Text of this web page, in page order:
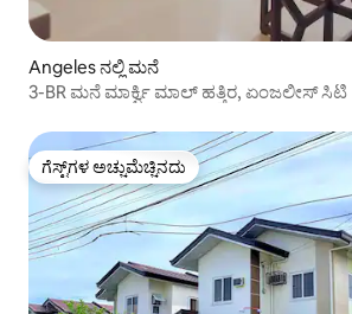
Angeles ನಲ್ಲಿ ಮನೆ
3-BR ಮನೆ ಮಾರ್ಕ್ವಿ ಮಾಲ್ ಹತ್ತಿರ, ಏಂಜಲೀಸ್ ಸಿಟಿ
ಗೆಸ್ಟ್‌ಗಳ ಅಚ್ಚುಮೆಚ್ಚಿನದು
ಗೆಸ್ಟ್‌ಗಳ ಅಚ್ಚುಮೆಚ್ಚಿನದು